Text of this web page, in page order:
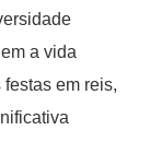
a vida
em reis,